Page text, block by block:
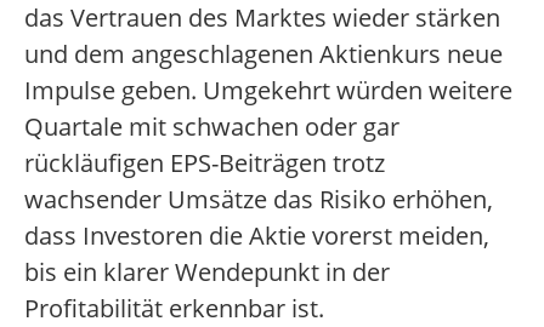
das Vertrauen des Marktes wieder stärken
und dem angeschlagenen Aktienkurs neue
Impulse geben. Umgekehrt würden weitere
Quartale mit schwachen oder gar
rückläufigen EPS-Beiträgen trotz
wachsender Umsätze das Risiko erhöhen,
dass Investoren die Aktie vorerst meiden,
bis ein klarer Wendepunkt in der
Profitabilität erkennbar ist.